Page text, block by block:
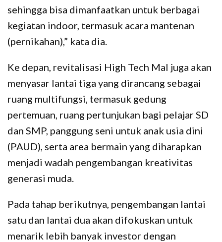
sehingga bisa dimanfaatkan untuk berbagai
kegiatan indoor, termasuk acara mantenan
(pernikahan),” kata dia.
Ke depan, revitalisasi High Tech Mal juga akan
menyasar lantai tiga yang dirancang sebagai
ruang multifungsi, termasuk gedung
pertemuan, ruang pertunjukan bagi pelajar SD
dan SMP, panggung seni untuk anak usia dini
(PAUD), serta area bermain yang diharapkan
menjadi wadah pengembangan kreativitas
generasi muda.
Pada tahap berikutnya, pengembangan lantai
satu dan lantai dua akan difokuskan untuk
menarik lebih banyak investor dengan